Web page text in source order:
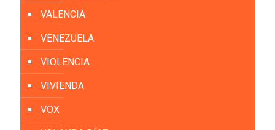
VALENCIA
VENEZUELA
VIOLENCIA
VIVIENDA
VOX